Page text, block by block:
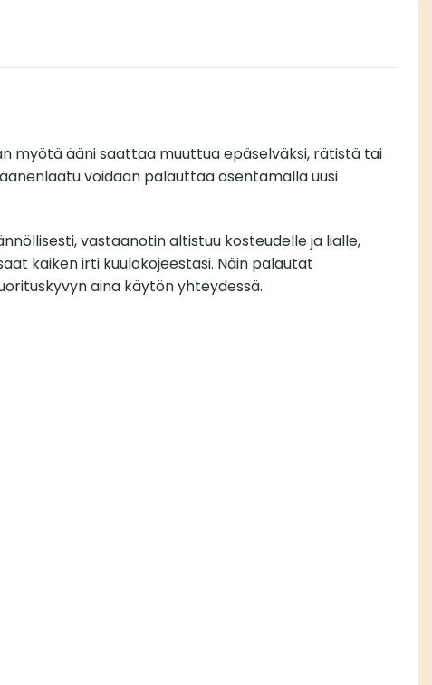
myötä ääni saattaa muuttua epäselväksi, rätistä tai
voidaan palauttaa asentamalla uusi
vastaanotin altistuu kosteudelle ja lialle,
kaiken irti kuulokojeestasi. Näin palautat
aina käytön yhteydessä.